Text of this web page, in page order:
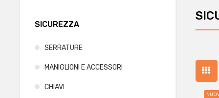
SICUREZZA
SERRATURE
MANIGLIONI E ACCESSORI
CHIAVI